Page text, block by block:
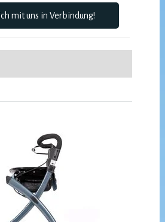
mit uns in Verbindung!